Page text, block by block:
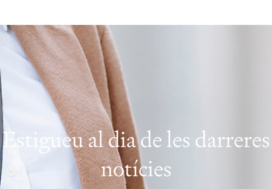
DE PACIENTS DE LLEIDA
DE GOVERN COMISSIÓ DEONTOLÒGICA
INFORMÀTICA I NOVES
TECNOLOGIES
DE FEINA
ALERTES
FARMACÈUTIQUES
R
CARNET METGE
COL·LEGIAT
Estigueu al dia de les darreres
notícies